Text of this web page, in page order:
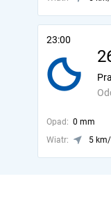
23:00
Opad: 0 mm
Wiatr:
5